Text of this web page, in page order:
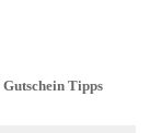
Gutschein Tipps